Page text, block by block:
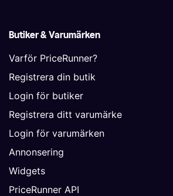
Butiker & Varumärken
Varför PriceRunner?
Registrera din butik
Login för butiker
Registrera ditt varumärke
Login för varumärken
Annonsering
Widgets
PriceRunner API